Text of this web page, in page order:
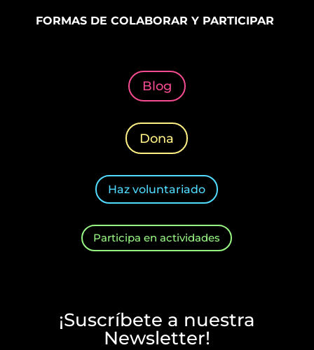
FORMAS DE COLABORAR Y PARTICIPAR
Blog
Dona
Haz voluntariado
Participa en actividades
¡Suscríbete a nuestra
Newsletter!